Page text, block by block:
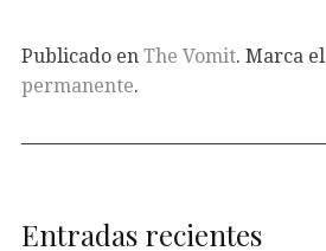
Publicado en The Vomit. Marca el
permanente.
Entradas recientes